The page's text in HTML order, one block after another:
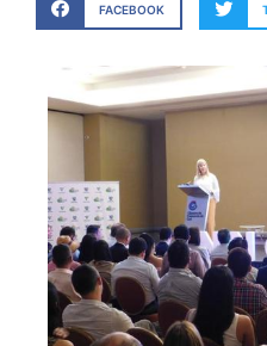
FACEBOOK